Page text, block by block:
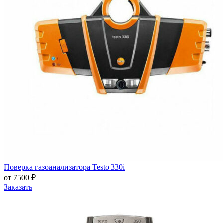
Поверка газоанализатора Testo 330i
от 7500 ₽
Заказать